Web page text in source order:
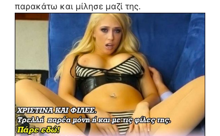
παρακάτω και μίλησε μαζί της.